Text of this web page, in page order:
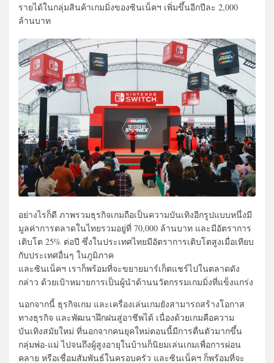
รายได้ในกลุ่มสินค้าเกมมิ่งของซินเน็คฯ เพิ่มขึ้นอีกปีละ 2,000
ล้านบาท
อย่างไรก็ดี ภาพรวมธุรกิจเกมถือเป็นความบันเทิงอีกรูปแบบหนึ่งมี
มูลค่าการตลาดในไทยรวมอยู่ที่ 70,000 ล้านบาท และมีอัตราการ
เติบโต 25% ต่อปี ซึ่งในประเทศไทยมีอัตราการเติบโตสูงเมื่อเทียบ
กับประเทศอื่นๆ ในภูมิภาค
และซินเน็คฯ เราก็พร้อมที่จะขยายมาร์เก็ตแชร์ไปในตลาดดัง
กล่าว ด้วยเป้าหมายการเป็นผู้นำด้านนวัตกรรมเกมมิ่งที่แข็งแกร่ง
นอกจากนี้ ธุรกิจเกม และเครื่องเล่นเกมยังสามารถสร้างโอกาส
ทางธุรกิจ และพัฒนาฝึกฝนสู่อาชีพได้ เนื่องด้วยเกมคือความ
บันเทิงสมัยใหม่ ที่นอกจากคนยุคใหม่ตอนนี้มีการตื่นตัวมากขึ้น
กลุ่มพ่อ-แม่ ไปจนถึงผู้สูงอายุในบ้านก็นิยมเล่นเกมเพื่อการผ่อน
คลาย หรือเชื่อมสัมพันธ์ในครอบครัว และซินเน็คฯ ก็พร้อมที่จะ